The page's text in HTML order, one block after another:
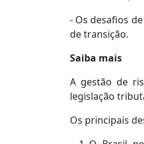
- Os desafios
de transição.
Saiba mais
A gestão de
legislação
Os principais